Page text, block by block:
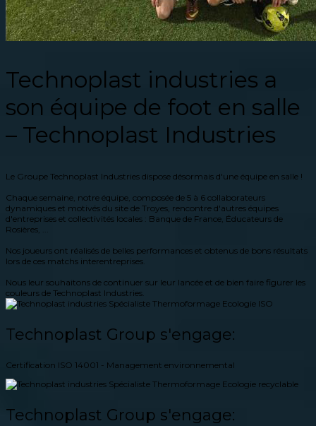
Technoplast industries a
son équipe de foot en salle
– Technoplast Industries
Le Groupe Technoplast Industries dispose désormais d'une équipe en salle !
Chaque semaine, notre équipe, composée de 5 à 6 collaborateurs
dynamiques et motivés du site de Troyes, rencontre d'autres équipes
d'entreprises et collectivités locales : Banque de France, Éducateurs de
Rosières, ...
Nos joueurs ont réalisés de belles performances et obtenus de bons résultats
lors de ces matchs interentreprises.
Nous leur souhaitons de continuer sur leur lancée et de bien faire figurer les
couleurs de Technoplast Industries.
Technoplast Group s'engage:
Certification ISO 14001 - Management environnemental
Technoplast Group s'engage: